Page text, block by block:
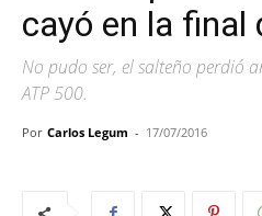
cayó en la final
No pudo ser, el salteño perdió
ATP 500.
Por Carlos Legum - 17/07/2016